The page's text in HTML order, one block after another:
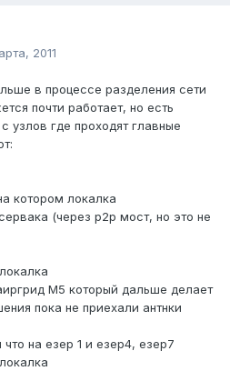
2011
в процессе разделения сети
почти работает, но есть
узлов где проходят главные
котором локалка
(через р2р мост, но это не
М5 который дальше делает
пока не приехали антнки
на езер 1 и езер4, езер7